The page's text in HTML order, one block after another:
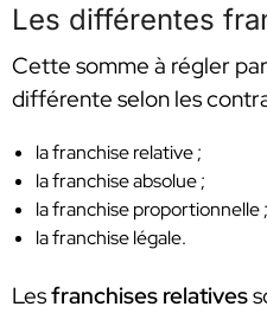
Les différentes
Cette somme à régler
différente selon les
la franchise relative ;
la franchise absolue ;
la franchise proportionnelle ;
la franchise légale.
Lesfranchises relatives